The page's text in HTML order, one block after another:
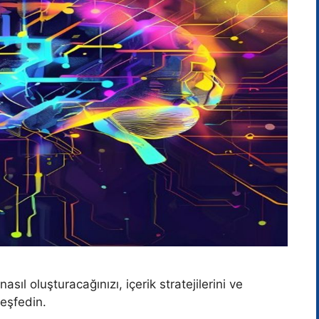
oluşturacağınızı, içerik stratejilerini ve